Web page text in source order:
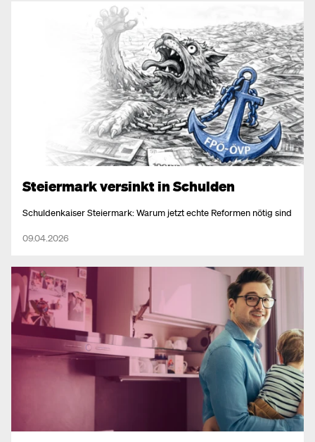
Steiermark versinkt in Schulden
Schuldenkaiser Steiermark: Warum jetzt echte Reformen nötig sind
09.04.2026